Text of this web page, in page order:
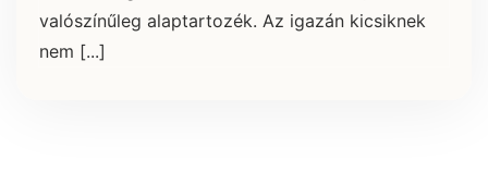
valószínűleg alaptartozék. Az igazán kicsiknek
nem [...]